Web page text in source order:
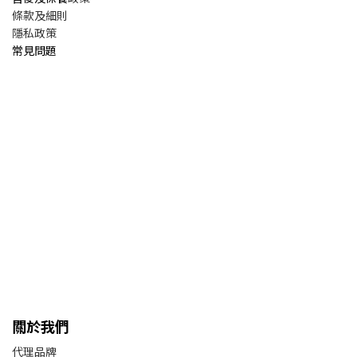
條款及細則
隱私政策
常見問題
關於我們
代理品牌